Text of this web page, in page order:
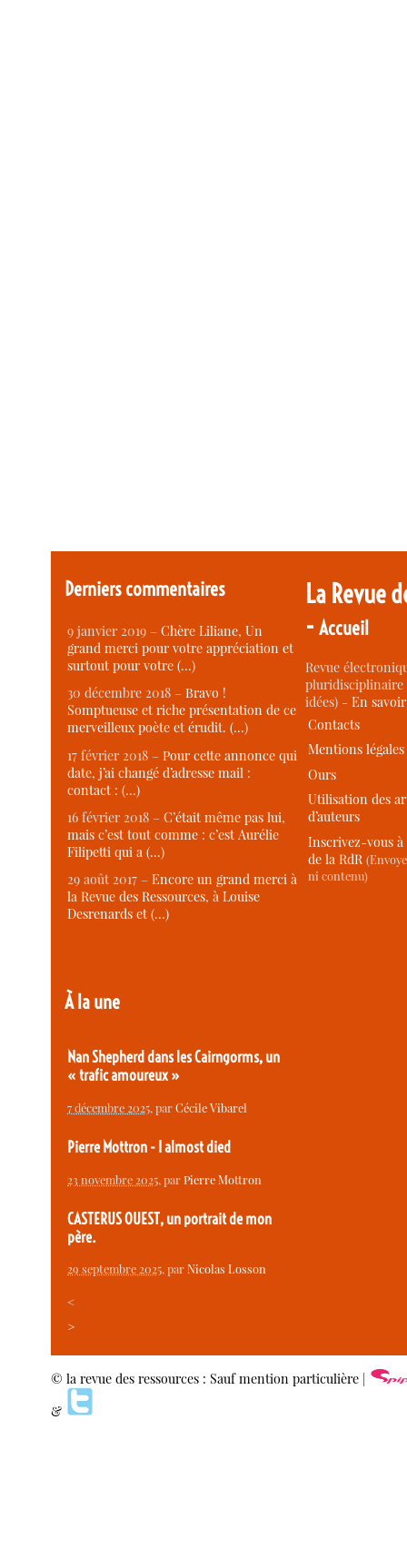
Derniers commentaires
9 janvier 2019 –Chère Liliane, Un
grand merci pour votre appréciation et
surtout pour votre (…)
30 décembre 2018 –Bravo !
Somptueuse et riche présentation de ce
merveilleux poète et érudit. (…)
17 février 2018 –Pour cette annonce qui
date, j’ai changé d’adresse mail :
contact : (…)
16 février 2018 –C’était même pas lui,
mais c’est tout comme : c’est Aurélie
Filipetti qui a (…)
29 août 2017 –Encore un grand merci à
la Revue des Ressources, à Louise
Desrenards et (…)
À la une
Nan Shepherd dans les Cairngorms, un
« trafic amoureux »
7 décembre 2025, parCécile Vibarel
Pierre Mottron - I almost died
23 novembre 2025, parPierre Mottron
CASTERUS OUEST, un portrait de mon
père.
29 septembre 2025, parNicolas Losson
<
>
La Revue
-Accueil
Revue
idées) -En
Contacts
Mentions légales
Ours
Utilisation des
d’auteurs
Inscrivez-vous
de la RdR
ni contenu)
© la revue des ressources : Sauf mention particulière |
&